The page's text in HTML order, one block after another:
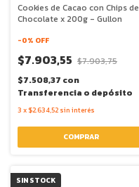
Cookies de Cacao con Chips de
Chocolate x 200g - Gullon
-0% OFF
$7.903,55 $7.903,75
$7.508,37 con
Transferencia o depósito
3 x $2.634,52 sin interés
SIN STOCK